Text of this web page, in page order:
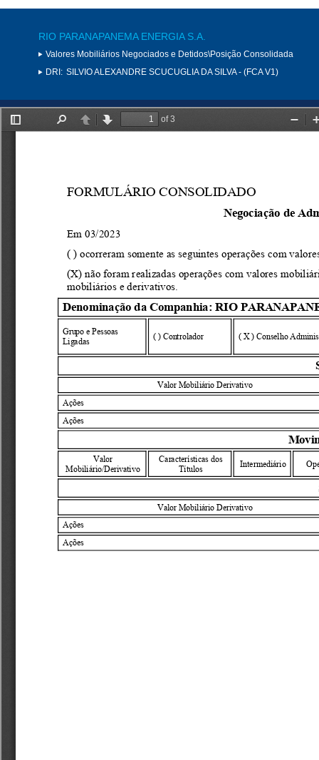
RIO PARANAPANEMA ENERGIA S.A.
Valores Mobiliários Negociados e Detidos\Posição Consolidada
DRI: SILVIO ALEXANDRE SCUCUGLIA DA SILVA - (FCA V1)